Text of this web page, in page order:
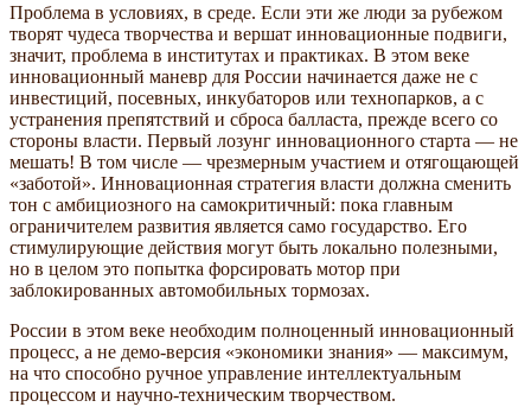
Проблема в условиях, в среде. Если эти же люди за рубежом
творят чудеса творчества и вершат инновационные подвиги,
значит, проблема в институтах и практиках. В этом веке
инновационный маневр для России начинается даже не с
инвестиций, посевных, инкубаторов или технопарков, а с
устранения препятствий и сброса балласта, прежде всего со
стороны власти. Первый лозунг инновационного старта — не
мешать! В том числе — чрезмерным участием и отягощающей
«заботой». Инновационная стратегия власти должна сменить
тон с амбициозного на самокритичный: пока главным
ограничителем развития является само государство. Его
стимулирующие действия могут быть локально полезными,
но в целом это попытка форсировать мотор при
заблокированных автомобильных тормозах.
России в этом веке необходим полноценный инновационный
процесс, а не демо-версия «экономики знания» — максимум,
на что способно ручное управление интеллектуальным
процессом и научно-техническим творчеством.